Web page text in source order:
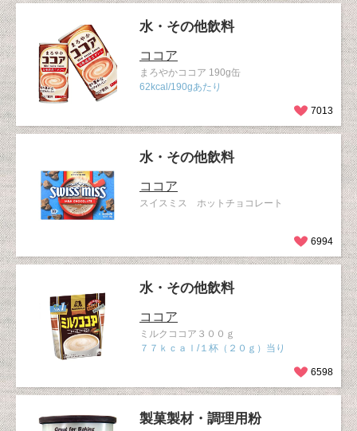
水・その他飲料
ココア
まろやかココア 190g缶
62kcal/190gあたり
7013
水・その他飲料
ココア
スイスミス ホットチョコレート
6994
水・その他飲料
ココア
ミルクココア３００ｇ
７７ｋｃａｌ/１杯（２０ｇ）当り
6598
製菓製材・調理用粉